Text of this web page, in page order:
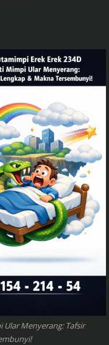
Ular Menyerang: Tafsir